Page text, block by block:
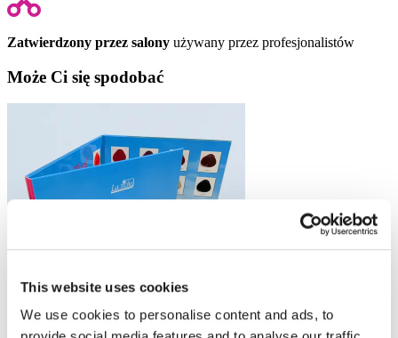
This website uses cookies
We use cookies to personalise content and ads, to
Zatwierdzony przez salony używany przez profesjonalistów
Może Ci się spodobać